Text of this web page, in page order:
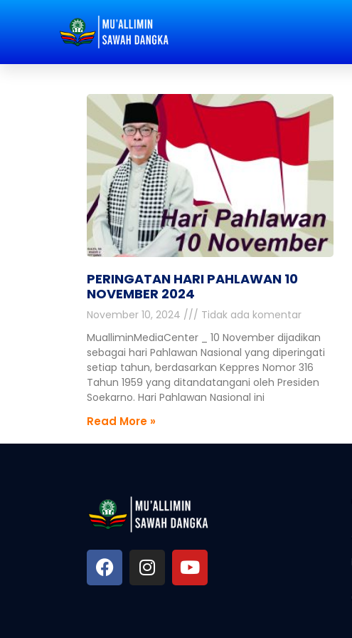
PERINGATAN HARI PAHLAWAN 10
NOVEMBER 2024
November 10, 2024
Tidak ada komentar
MualliminMediaCenter _ 10 November dijadikan
sebagai hari Pahlawan Nasional yang diperingati
setiap tahun, berdasarkan Keppres Nomor 316
Tahun 1959 yang ditandatangani oleh Presiden
Soekarno. Hari Pahlawan Nasional ini
Read More »